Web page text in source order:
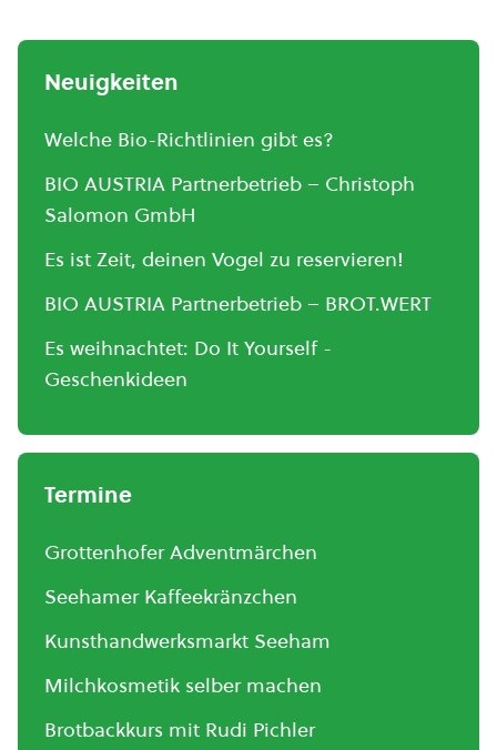
Neuigkeiten
Welche Bio-Richtlinien gibt es?
BIO AUSTRIA Partnerbetrieb – Christoph
Salomon GmbH
Es ist Zeit, deinen Vogel zu reservieren!
BIO AUSTRIA Partnerbetrieb – BROT.WERT
Es weihnachtet: Do It Yourself -
Geschenkideen
Termine
Grottenhofer Adventmärchen
Seehamer Kaffeekränzchen
Kunsthandwerksmarkt Seeham
Milchkosmetik selber machen
Brotbackkurs mit Rudi Pichler